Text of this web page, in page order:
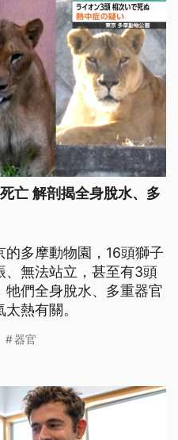
亡 解剖揭全身脫水、多
多摩動物園，16頭獅子
、無法站立，甚至有3頭
們全身脫水、多重器官
熱有關。
器官